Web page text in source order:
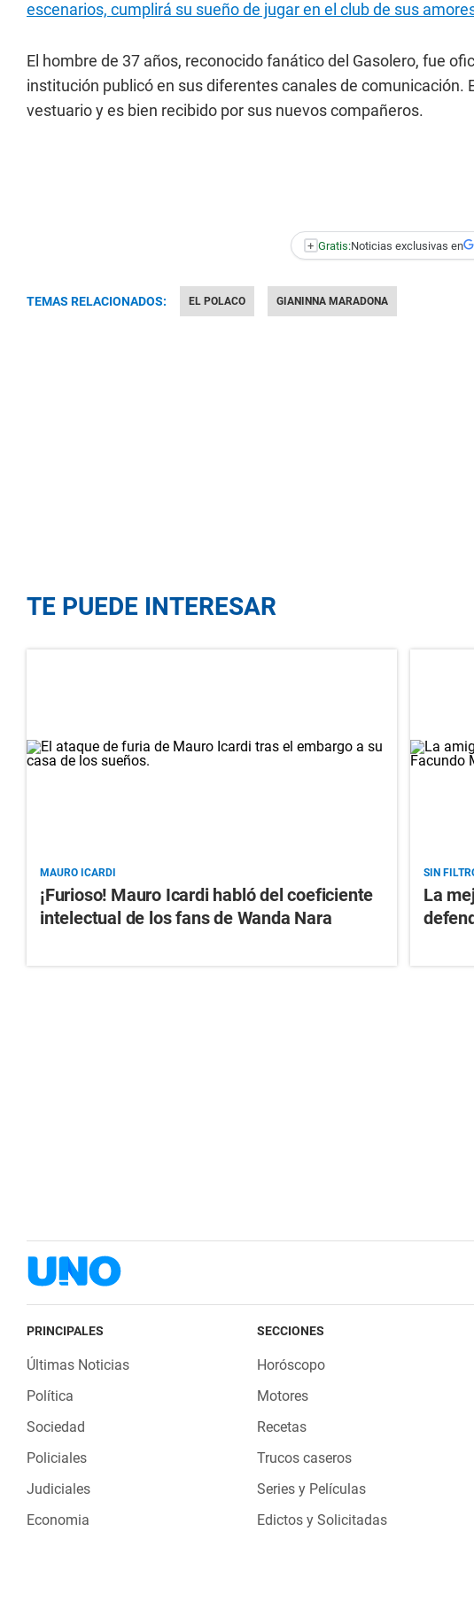
escenarios, cumplirá su sueño de jugar en el club de sus
El hombre de 37 años, reconocido fanático del Gasolero, fue
institución publicó en sus diferentes canales de comunicación.
vestuario y es bien recibido por sus nuevos compañeros.
+ Gratis:Noticias exclusivas en
TEMAS RELACIONADOS: EL POLACO GIANINNA MARADONA
TE PUEDE INTERESAR
MAURO ICARDI
¡Furioso! Mauro Icardi habló del coeficiente
intelectual de los fans de Wanda Nara
SIN
La
PRINCIPALES
Últimas Noticias
Política
Sociedad
Policiales
Judiciales
Economia
SECCIONES
Horóscopo
Motores
Recetas
Trucos caseros
Series y Películas
Edictos y Solicitadas